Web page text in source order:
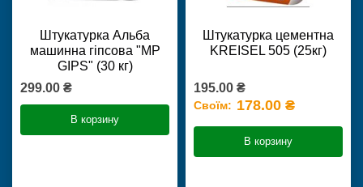
Штукатурка Альба
машинна гіпсова "MP
GIPS" (30 кг)
299.00 ₴
В корзину
Штукатурка цементна
KREISEL 505 (25кг)
195.00 ₴
Своїм: 178.00 ₴
В корзину